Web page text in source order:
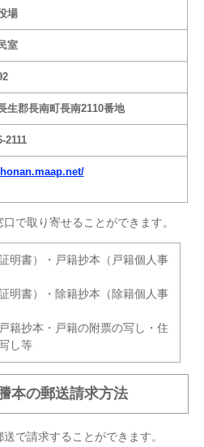
場
室
生郡長南町長南2110番地
2111
で取り寄せることができます。
明書）・戸籍抄本（戸籍個人事
明書）・除籍抄本（除籍個人事
籍抄本・戸籍の附票の写し・住
し等
本の郵送請求方法
で請求することができます。